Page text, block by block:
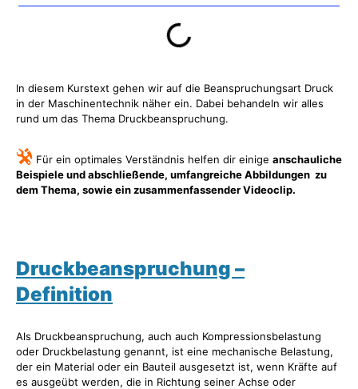
In diesem Kurstext gehen wir auf die Beanspruchungsart Druck
in der Maschinentechnik näher ein. Dabei behandeln wir alles
rund um das Thema Druckbeanspruchung.
Für ein optimales Verständnis helfen dir einige anschauliche
Beispiele und abschließende, umfangreiche Abbildungen zu
dem Thema, sowie ein zusammenfassender Videoclip.
Druckbeanspruchung –
Definition
Als Druckbeanspruchung, auch auch Kompressionsbelastung
oder Druckbelastung genannt, ist eine mechanische Belastung,
der ein Material oder ein Bauteil ausgesetzt ist, wenn Kräfte auf
es ausgeübt werden, die in Richtung seiner Achse oder